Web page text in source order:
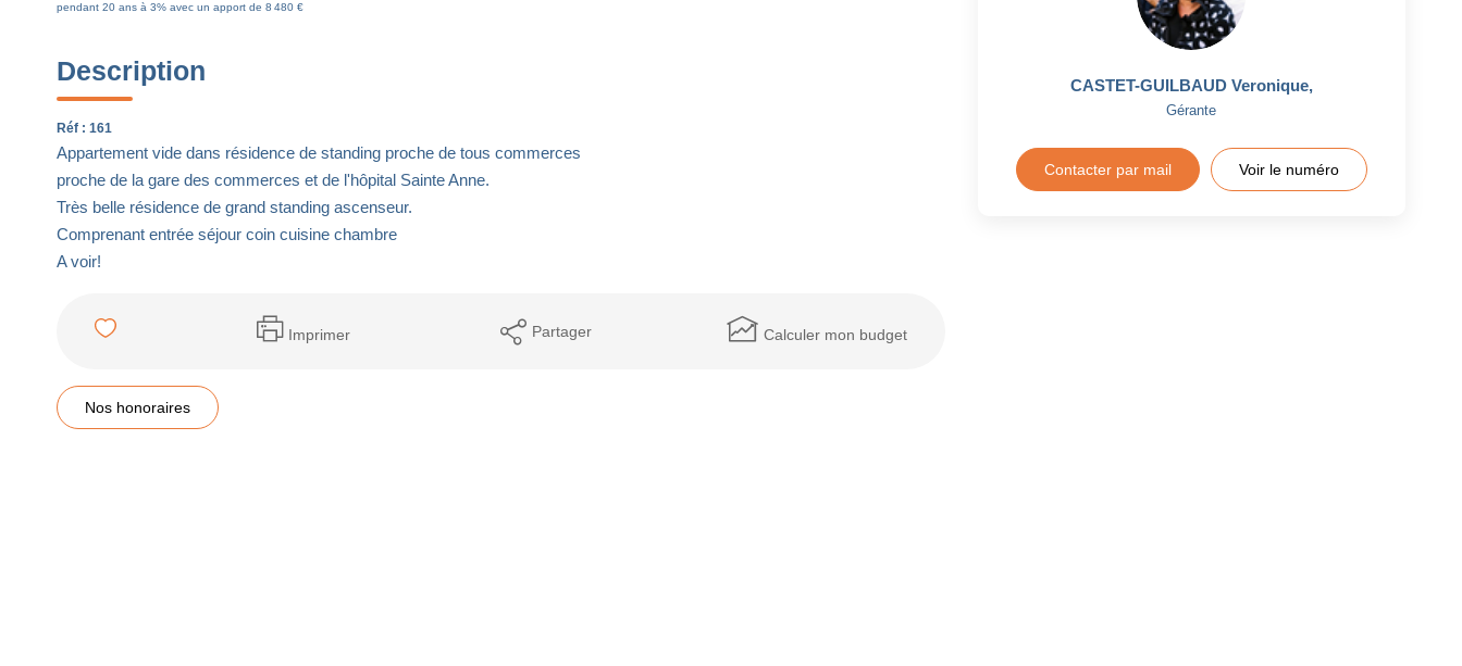
pendant 20 ans à 3% avec un apport de 8 480 €
Description
Réf : 161
Appartement vide dans résidence de standing proche de tous commerces
proche de la gare des commerces et de l'hôpital Sainte Anne.
Très belle résidence de grand standing ascenseur.
Comprenant entrée séjour coin cuisine chambre
A voir!
Imprimer Partager Calculer mon budget
Nos honoraires
CASTET-GUILBAUD Veronique,
Gérante
Contacter par mail Voir le numéro